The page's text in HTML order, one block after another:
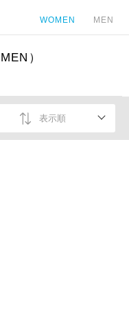
WOMEN MEN
）
表示順